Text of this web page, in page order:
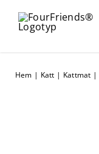
Hem | Katt | Kattmat |